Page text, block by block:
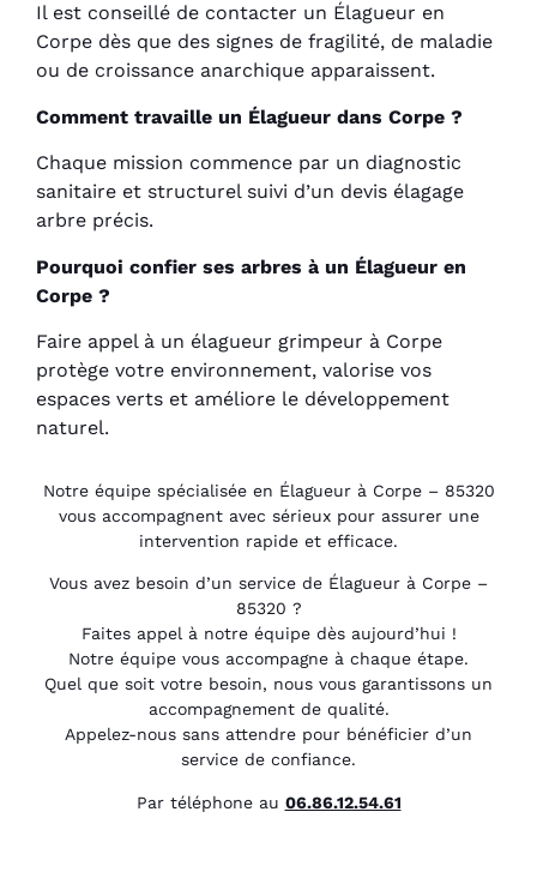
Il est conseillé de contacter un Élagueur en
Corpe dès que des signes de fragilité, de maladie
ou de croissance anarchique apparaissent.
Comment travaille un Élagueur dans Corpe ?
Chaque mission commence par un diagnostic
sanitaire et structurel suivi d’un devis élagage
arbre précis.
Pourquoi confier ses arbres à un Élagueur en
Corpe ?
Faire appel à un élagueur grimpeur à Corpe
protège votre environnement, valorise vos
espaces verts et améliore le développement
naturel.
Notre équipe spécialisée en Élagueur à Corpe – 85320
vous accompagnent avec sérieux pour assurer une
intervention rapide et efficace.
Vous avez besoin d’un service de Élagueur à Corpe –
85320 ?
Faites appel à notre équipe dès aujourd’hui !
Notre équipe vous accompagne à chaque étape.
Quel que soit votre besoin, nous vous garantissons un
accompagnement de qualité.
Appelez-nous sans attendre pour bénéficier d’un
service de confiance.
Par téléphone au 06.86.12.54.61